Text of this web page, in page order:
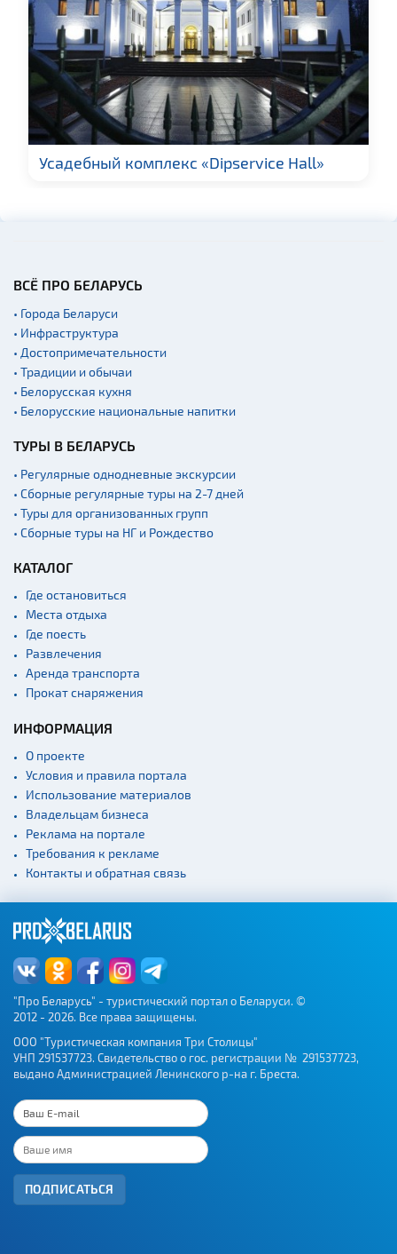
Усадебный комплекс «Dipservice Hall»
ВСЁ ПРО БЕЛАРУСЬ
• Города Беларуси
• Инфраструктура
• Достопримечательности
• Традиции и обычаи
• Белорусская кухня
• Белорусские национальные напитки
ТУРЫ В БЕЛАРУСЬ
• Регулярные однодневные экскурсии
• Сборные регулярные туры на 2-7 дней
• Туры для организованных групп
• Сборные туры на НГ и Рождество
КАТАЛОГ
Где остановиться
Места отдыха
Где поесть
Развлечения
Аренда транспорта
Прокат снаряжения
ИНФОРМАЦИЯ
О проекте
Условия и правила портала
Использование материалов
Владельцам бизнеса
Реклама на портале
Требования к рекламе
Контакты и обратная связь
"Про Беларусь" - туристический портал о Беларуси. ©
2012 - 2026. Все права защищены.
ООО "Туристическая компания Три Столицы"
УНП 291537723. Свидетельство о гос. регистрации № 291537723,
выдано Администрацией Ленинского р-на г. Бреста.
ПОДПИСАТЬСЯ